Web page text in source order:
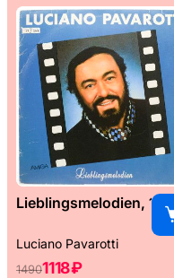
Lieblingsmelodien, 1989
Luciano Pavarotti
14901118 ₽